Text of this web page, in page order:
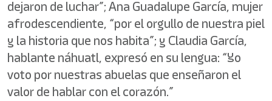
dejaron de luchar”; Ana Guadalupe García, mujer
afrodescendiente, “por el orgullo de nuestra piel
y la historia que nos habita”; y Claudia García,
hablante náhuatl, expresó en su lengua: “Yo
voto por nuestras abuelas que enseñaron el
valor de hablar con el corazón.”